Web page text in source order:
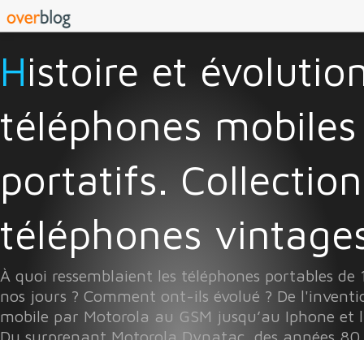
Histoire et évolution des
téléphones mobiles
portatifs.
téléphones
À quoi ressemblaient les téléphones portables de
nos jours ? Comment ont-ils évolué ? De
mobile par Motorola au GSM jusqu’au Iphone et